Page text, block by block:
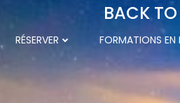
BACK
RÉSERVER FORMATIONS EN